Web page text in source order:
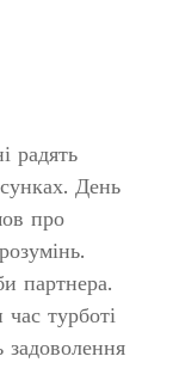
радять
День
про
партнера.
турботі
задоволення